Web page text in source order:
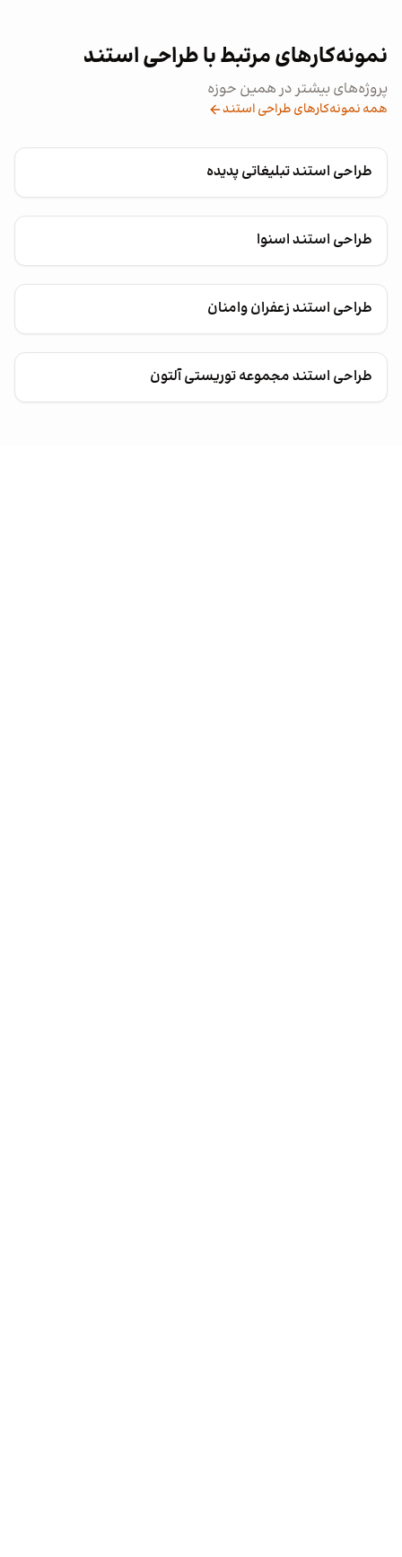
نمونه‌کارهای مرتبط با طراحی استند
پروژه‌های بیشتر در همین حوزه
همه نمونه‌کارهای طراحی استند
طراحی استند تبلیغاتی پدیده
طراحی استند اسنوا
طراحی استند زعفران وامنان
طراحی استند مجموعه توریستی آلتون